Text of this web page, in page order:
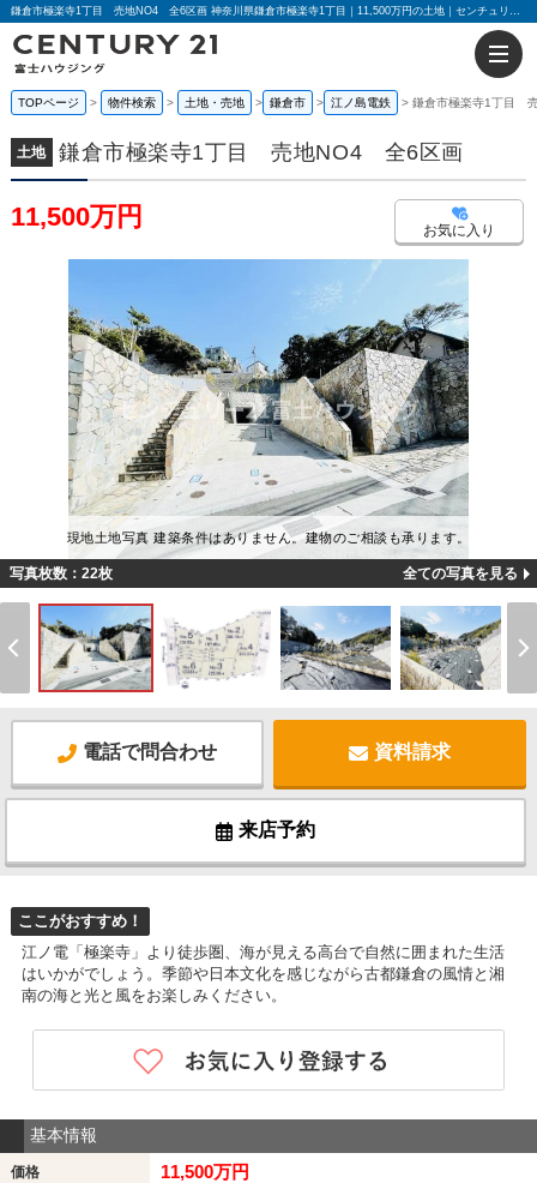
鎌倉市極楽寺1丁目 売地NO4 全6区画 神奈川県鎌倉市極楽寺1丁目｜11,500万円の土地｜センチュリー21富士ハウジング
TOPページ 物件検索 土地・売地 鎌倉市 江ノ島電鉄 鎌倉市極楽寺1丁目
土地 鎌倉市極楽寺1丁目 売地NO4 全6区画
11,500万円 お気に入り
現地土地写真 建築条件はありません。建物のご相談も承ります。
写真枚数：22枚 全ての写真を見る
電話で問合わせ 資料請求
来店予約
ここがおすすめ！
江ノ電「極楽寺」より徒歩圏、海が見える高台で自然に囲まれた生活
はいかがでしょう。季節や日本文化を感じながら古都鎌倉の風情と湘
南の海と光と風をお楽しみください。
基本情報
価格 11,500万円